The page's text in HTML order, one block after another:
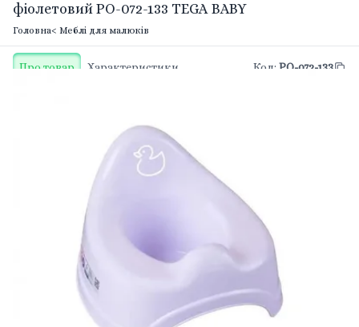
фіолетовий PO-072-133 TEGA BABY
Головна< Меблі для малюків
Про товар Характеристики Код: PO-072-133